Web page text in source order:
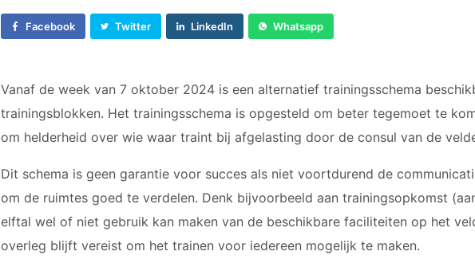
JO17-3
JO17-5
JO10-1
JO10-2 JM
JO10-6 JM
JO10-7
JO10-8JM
JO11-1
JO11-2
Facebook Twitter LinkedIn Whatsapp
Vanaf de week van 7 oktober 2024 is een alternatief trainingsschema
trainingsblokken. Het trainingsschema is opgesteld om beter tegemoet te
om helderheid over wie waar traint bij afgelasting door de consul van de
Dit schema is geen garantie voor succes als niet voortdurend de
om de ruimtes goed te verdelen. Denk bijvoorbeeld aan trainingsopkomst
elftal wel of niet gebruik kan maken van de beschikbare faciliteiten op het
overleg blijft vereist om het trainen voor iedereen mogelijk te maken.